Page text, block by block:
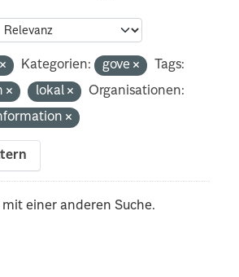
Kategorien: gove
Tags:
lokal
Organisationen:
mit einer anderen Suche.